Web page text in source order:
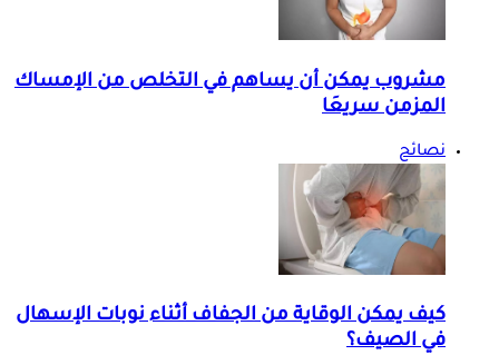
مشروب يمكن أن يساهم في التخلص من الإمساك
المزمن سريعَا
نصائح
كيف يمكن الوقاية من الجفاف أثناء نوبات الإسهال
في الصيف؟